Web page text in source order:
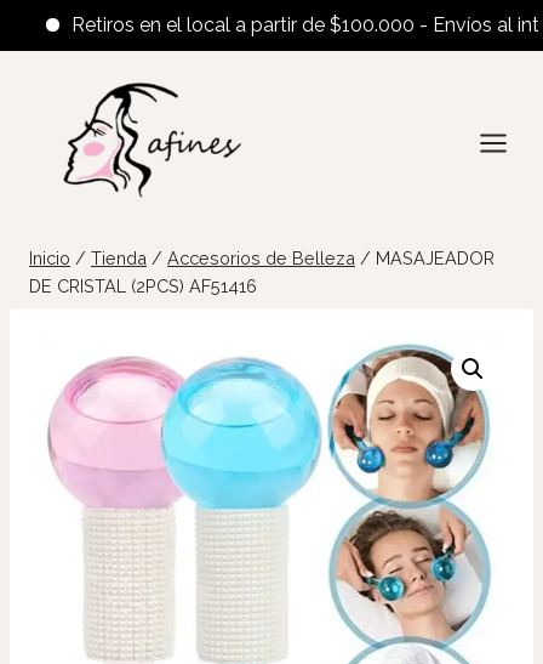
Retiros en el local a partir de $100.000 - Envíos al
contenido
Inicio / Tienda / Accesorios de Belleza / MASAJEADOR
DE CRISTAL (2PCS) AF51416